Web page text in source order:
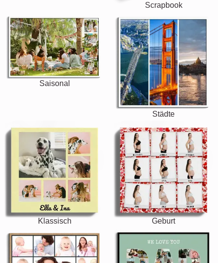
Scrapbook
Saisonal
Städte
Klassisch Geburt